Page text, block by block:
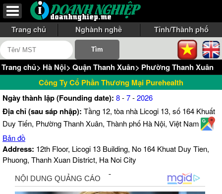
Trang chủ Nghành nghề Tỉnh/Thành phố
Trang chủ> Hà Nội> Quận Thanh Xuân> Phường Thanh Xuân
Công Ty Cổ Phần Thương Mại Purehealth
Ngày thành lập (Founding date): 8-7-2026
Địa chỉ (sau sáp nhập): Tầng 12, tòa nhà Licogi 13, số 164 Khuất
Duy Tiến, Phường Thanh Xuân, Thành phố Hà Nội, Việt Nam
Bản đồ
Address: 12th Floor, Licogi 13 Building, No 164 Khuat Duy Tien,
Phuong, Thanh Xuan District, Ha Noi City